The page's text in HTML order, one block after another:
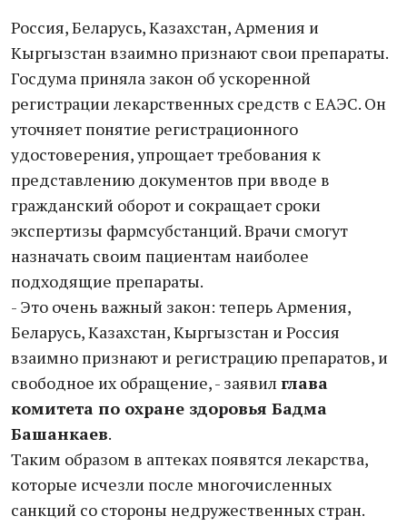
Россия, Беларусь, Казахстан, Армения и
Кыргызстан взаимно признают свои препараты.
Госдума приняла закон об ускоренной
регистрации лекарственных средств с ЕАЭС. Он
уточняет понятие регистрационного
удостоверения, упрощает требования к
представлению документов при вводе в
гражданский оборот и сокращает сроки
экспертизы фармсубстанций. Врачи смогут
назначать своим пациентам наиболее
подходящие препараты.
- Это очень важный закон: теперь Армения,
Беларусь, Казахстан, Кыргызстан и Россия
взаимно признают и регистрацию препаратов, и
свободное их обращение, - заявил глава
комитета по охране здоровья Бадма
Башанкаев.
Таким образом в аптеках появятся лекарства,
которые исчезли после многочисленных
санкций со стороны недружественных стран.